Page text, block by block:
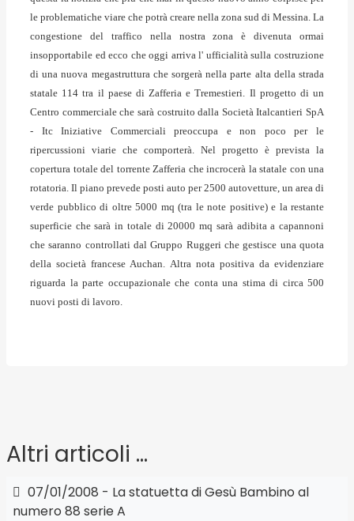
le problematiche viare che potrà creare nella zona sud di Messina. La
congestione del traffico nella nostra zona è divenuta ormai
insopportabile ed ecco che oggi arriva l' ufficialità sulla costruzione
di una nuova megastruttura che sorgerà nella parte alta della strada
statale 114 tra il paese di Zafferia e Tremestieri. Il progetto di un
Centro commerciale che sarà costruito dalla Società Italcantieri SpA
- Itc Iniziative Commerciali preoccupa e non poco per le
ripercussioni viarie che comporterà. Nel progetto è prevista la
copertura totale del torrente Zafferia che incrocerà la statale con una
rotatoria. Il piano prevede posti auto per 2500 autovetture, un area di
verde pubblico di oltre 5000 mq (tra le note positive) e la restante
superficie che sarà in totale di 20000 mq sarà adibita a capannoni
che saranno controllati dal Gruppo Ruggeri che gestisce una quota
della società francese Auchan. Altra nota positiva da evidenziare
riguarda la parte occupazionale che conta una stima di circa 500
nuovi posti di lavoro.
Altri articoli …
07/01/2008 - La statuetta di Gesù Bambino al
numero 88 serie A